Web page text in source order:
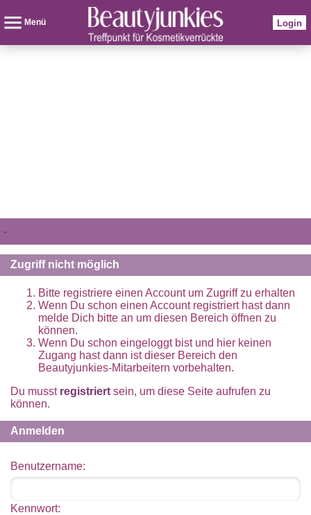
Menü Login
-
Zugriff nicht möglich
Bitte registriere einen Account um Zugriff zu erhalten
Wenn Du schon einen Account registriert hast dann
melde Dich bitte an um diesen Bereich öffnen zu
können.
Wenn Du schon eingeloggt bist und hier keinen
Zugang hast dann ist dieser Bereich den
Beautyjunkies-Mitarbeitern vorbehalten.
Du musst registriert sein, um diese Seite aufrufen zu
können.
Anmelden
Benutzername:
Kennwort: